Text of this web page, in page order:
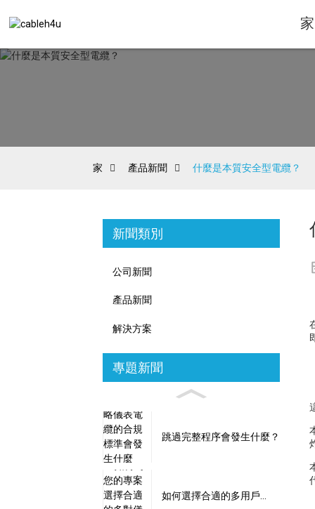
家
家 產品新聞 什麼是本質安全型電纜？
新聞類別
公司新聞
產品新聞
解決方案
專題新聞
跳過完整程序會發生什麼？
如何選擇合適的多用戶...